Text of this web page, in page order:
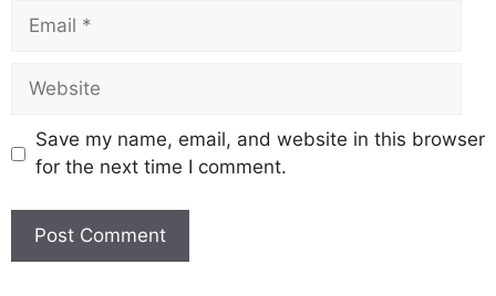
Save my name, email, and website in this browser
for the next time I comment.